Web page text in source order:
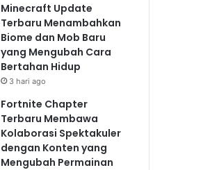
Minecraft Update
Terbaru Menambahkan
Biome dan Mob Baru
yang Mengubah Cara
Bertahan Hidup
3 hari ago
Fortnite Chapter
Terbaru Membawa
Kolaborasi Spektakuler
dengan Konten yang
Mengubah Permainan